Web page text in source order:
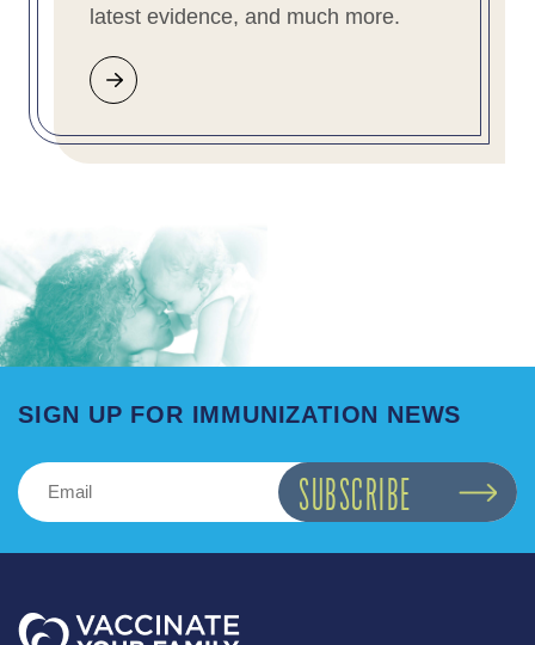
latest evidence, and much more.
SIGN UP FOR IMMUNIZATION NEWS